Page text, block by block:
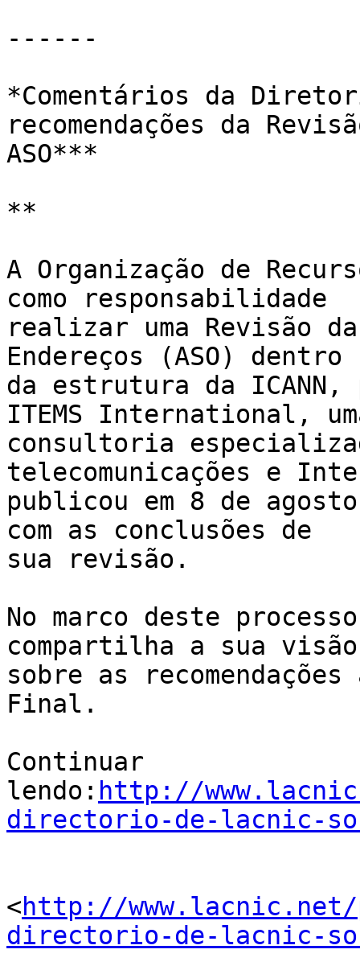
------
*Comentários da
recomendações da
ASO***
**
A Organização de
como responsabilidade
realizar uma Revisão
Endereços (ASO) dentro
da estrutura da
ITEMS International,
consultoria
telecomunicações e
publicou em 8 de
com as conclusões de
sua revisão.
No marco deste
compartilha a sua
sobre as
Final.
Continuar
lendo: http://
directorio-de-lacnic-
<http://www.lacnic.net/
directorio-de-lacnic-